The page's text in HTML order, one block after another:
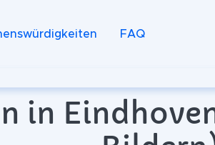
FAQ
in